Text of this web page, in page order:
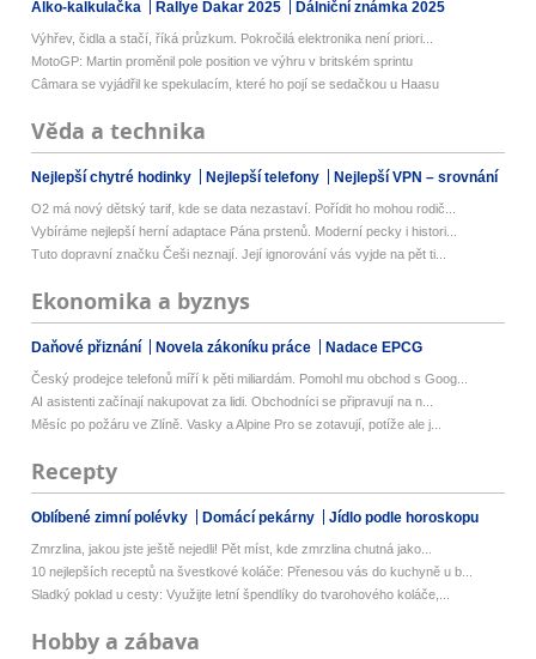
Alko-kalkulačka Rallye Dakar 2025 Dálniční známka 2025
Výhřev, čidla a stačí, říká průzkum. Pokročilá elektronika není priori...
MotoGP: Martin proměnil pole position ve výhru v britském sprintu
Câmara se vyjádřil ke spekulacím, které ho pojí se sedačkou u Haasu
Věda a technika
Nejlepší chytré hodinky Nejlepší telefony Nejlepší VPN – srovnání
O2 má nový dětský tarif, kde se data nezastaví. Pořídit ho mohou rodič...
Vybíráme nejlepší herní adaptace Pána prstenů. Moderní pecky i histori...
Tuto dopravní značku Češi neznají. Její ignorování vás vyjde na pět ti...
Ekonomika a byznys
Daňové přiznání Novela zákoníku práce Nadace EPCG
Český prodejce telefonů míří k pěti miliardám. Pomohl mu obchod s Goog...
AI asistenti začínají nakupovat za lidi. Obchodníci se připravují na n...
Měsíc po požáru ve Zlíně. Vasky a Alpine Pro se zotavují, potíže ale j...
Recepty
Oblíbené zimní polévky Domácí pekárny Jídlo podle horoskopu
Zmrzlina, jakou jste ještě nejedli! Pět míst, kde zmrzlina chutná jako...
10 nejlepších receptů na švestkové koláče: Přenesou vás do kuchyně u b...
Sladký poklad u cesty: Využijte letní špendlíky do tvarohového koláče,...
Hobby a zábava